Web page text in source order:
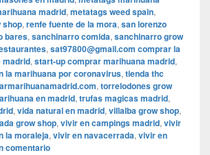
madrid, metatags weed spain,
shop, renfe fuente de la mora, san lorenzo
bares, sanchinarro comida, sanchinarro grow
, sat97800@gmail.com comprar la
madrid, start-up comprar marihuana madrid,
la marihuana por coronavirus, tienda thc
, torrelodones grow
en madrid, trufas magicas madrid,
, vida natural en madrid, villalba grow shop,
grow shop, vivir en campings madrid, vivir
la moraleja, vivir en navacerrada, vivir en
comentario